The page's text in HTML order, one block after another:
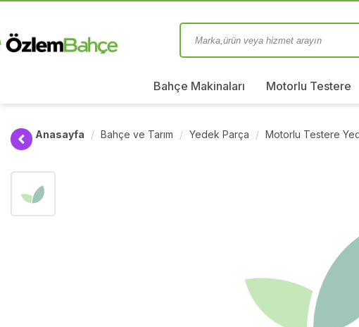
Bahçe Makinaları Motorlu Testere
Anasayfa Bahçe ve Tarım Yedek Parça Motorlu Testere